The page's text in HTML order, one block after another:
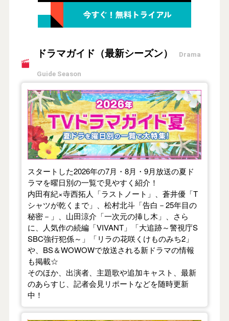
ドラマガイド（最新シーズン） Drama
Guide Season
【2026年夏】TVドラマガイド
スタートした2026年の7月・8月・9月放送の夏ド
ラマを曜日別の一覧で見やすく紹介！
内田有紀×寺西拓人「ラストノート」、蒼井優「T
シャツが乾くまで」、松村北斗「告白－25年目の
秘密－」、山田涼介「一次元の挿し木」、さら
に、人気作の続編「VIVANT」「大追跡～警視庁S
SBC強行犯係～」「リラの花咲くけものみち2」
や、BS＆WOWOWで放送される新ドラマの情報
も掲載☆
そのほか、出演者、主題歌や追加キャスト、最新
のあらすじ、記者会見リポートなどを随時更新
中！